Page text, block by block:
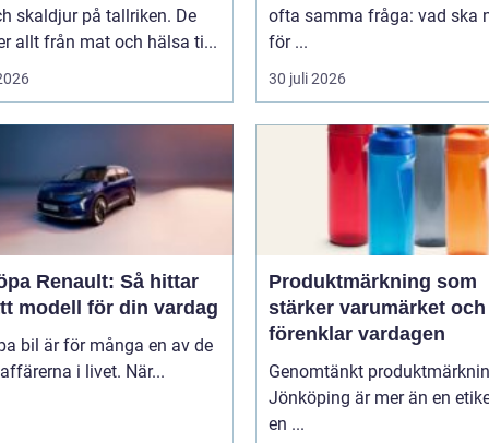
skaldjur på tallriken. De
allt från mat och hälsa ti...
ofta samma fråga: vad ska
för ...
30 juli 2026
Renault: Så hittar
modell för din vardag
bil är för många en av de
i livet. När...
Produktmärkning som
stärker varumärket och
förenklar vardagen
Genomtänkt
Jönköping är mer än en
en ...